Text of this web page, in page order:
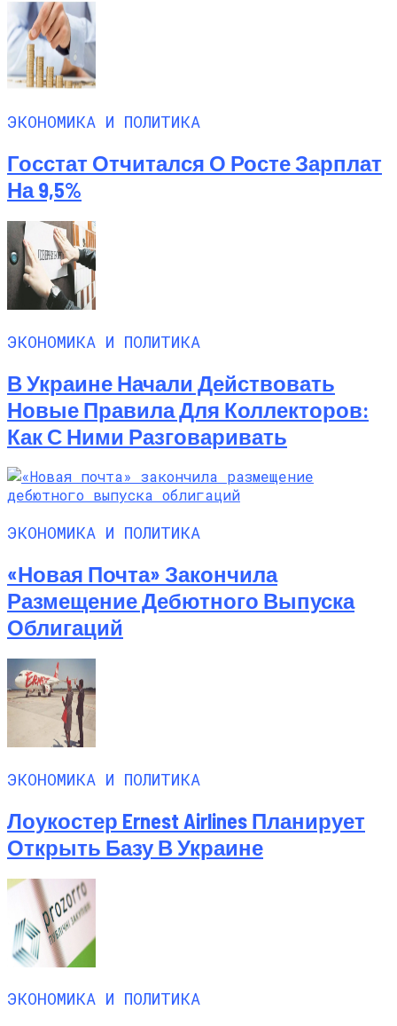
ЭКОНОМИКА И ПОЛИТИКА
Госстат Отчитался О Росте Зарплат
На 9,5%
ЭКОНОМИКА И ПОЛИТИКА
В Украине Начали Действовать
Новые Правила Для Коллекторов:
Как С Ними Разговаривать
ЭКОНОМИКА И ПОЛИТИКА
«Новая Почта» Закончила
Размещение Дебютного Выпуска
Облигаций
ЭКОНОМИКА И ПОЛИТИКА
Лоукостер Ernest Airlines Планирует
Открыть Базу В Украине
ЭКОНОМИКА И ПОЛИТИКА